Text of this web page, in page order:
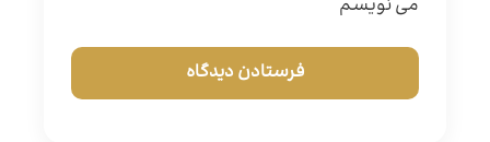
می نویسم